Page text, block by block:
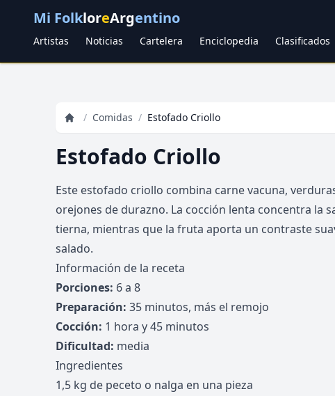
Mi FolkloreArgentino
Artistas Noticias Cartelera Enciclopedia Clasificados
/ Comidas / Estofado Criollo
Estofado Criollo
Este estofado criollo combina carne vacuna,
orejones de durazno. La cocción lenta concentra la
tierna, mientras que la fruta aporta un contraste
salado.
Información de la receta
Porciones: 6 a 8
Preparación: 35 minutos, más el remojo
Cocción: 1 hora y 45 minutos
Dificultad: media
Ingredientes
1,5 kg de peceto o nalga en una pieza